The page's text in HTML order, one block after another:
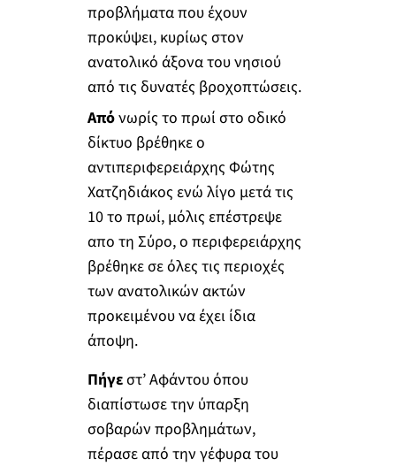
προβλήματα που έχουν
προκύψει, κυρίως στον
ανατολικό άξονα του νησιού
από τις δυνατές βροχοπτώσεις.
Απόνωρίς το πρωί στο οδικό
δίκτυο βρέθηκε ο
αντιπεριφερειάρχης Φώτης
Χατζηδιάκος ενώ λίγο μετά τις
10 το πρωί, μόλις επέστρεψε
απο τη Σύρο, ο περιφερειάρχης
βρέθηκε σε όλες τις περιοχές
των ανατολικών ακτών
προκειμένου να έχει ίδια
άποψη.
Πήγεστ’ Αφάντου όπου
διαπίστωσε την ύπαρξη
σοβαρών προβλημάτων,
πέρασε από την γέφυρα του